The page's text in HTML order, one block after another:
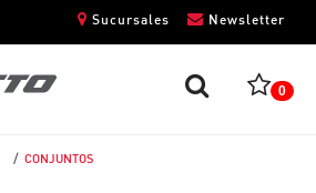
Newsletter
Sucursales
0
CONJUNTOS